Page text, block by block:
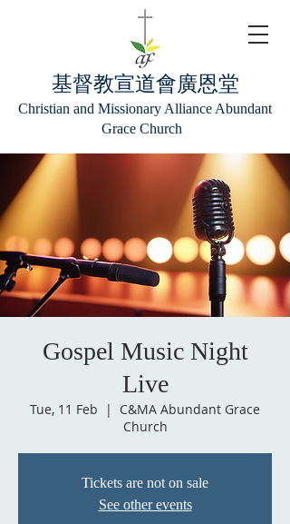
基督教宣道會廣恩堂
Christian and Missionary Alliance Abundant
Grace Church
Gospel Music Night
Live
Tue, 11 Feb
  |
C&MA Abundant Grace
Church
Tickets are not on sale
See other events